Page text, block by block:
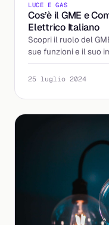
LUCE E GAS
Cos’è il GME e
Elettrico Italiano
Scopri il ruolo del
sue funzioni e il suo
25 luglio 2024